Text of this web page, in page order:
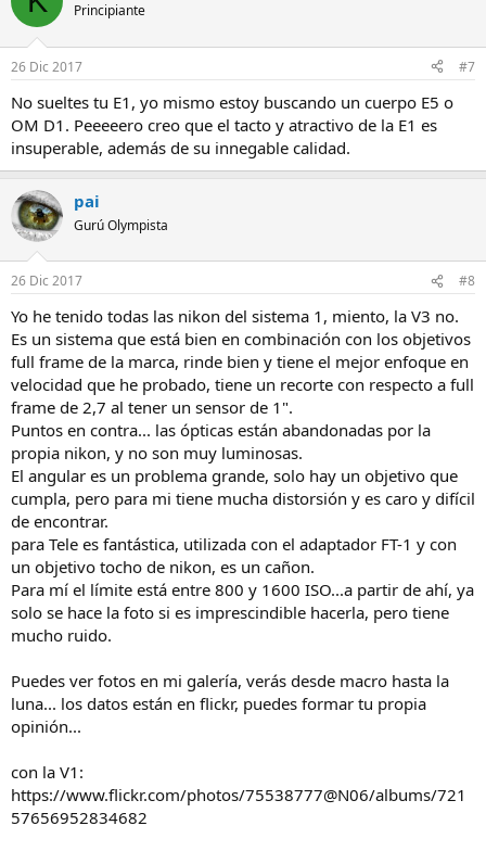
Principiante
26 Dic 2017 #7
No sueltes tu E1, yo mismo estoy buscando un cuerpo E5 o
OM D1. Peeeeero creo que el tacto y atractivo de la E1 es
insuperable, además de su innegable calidad.
pai
Gurú Olympista
26 Dic 2017 #8
Yo he tenido todas las nikon del sistema 1, miento, la V3 no.
Es un sistema que está bien en combinación con los objetivos
full frame de la marca, rinde bien y tiene el mejor enfoque en
velocidad que he probado, tiene un recorte con respecto a full
frame de 2,7 al tener un sensor de 1".
Puntos en contra... las ópticas están abandonadas por la
propia nikon, y no son muy luminosas.
El angular es un problema grande, solo hay un objetivo que
cumpla, pero para mi tiene mucha distorsión y es caro y difícil
de encontrar.
para Tele es fantástica, utilizada con el adaptador FT-1 y con
un objetivo tocho de nikon, es un cañon.
Para mí el límite está entre 800 y 1600 ISO...a partir de ahí, ya
solo se hace la foto si es imprescindible hacerla, pero tiene
mucho ruido.
Puedes ver fotos en mi galería, verás desde macro hasta la
luna... los datos están en flickr, puedes formar tu propia
opinión...
con la V1:
https://www.flickr.com/photos/75538777@N06/albums/721
57656952834682